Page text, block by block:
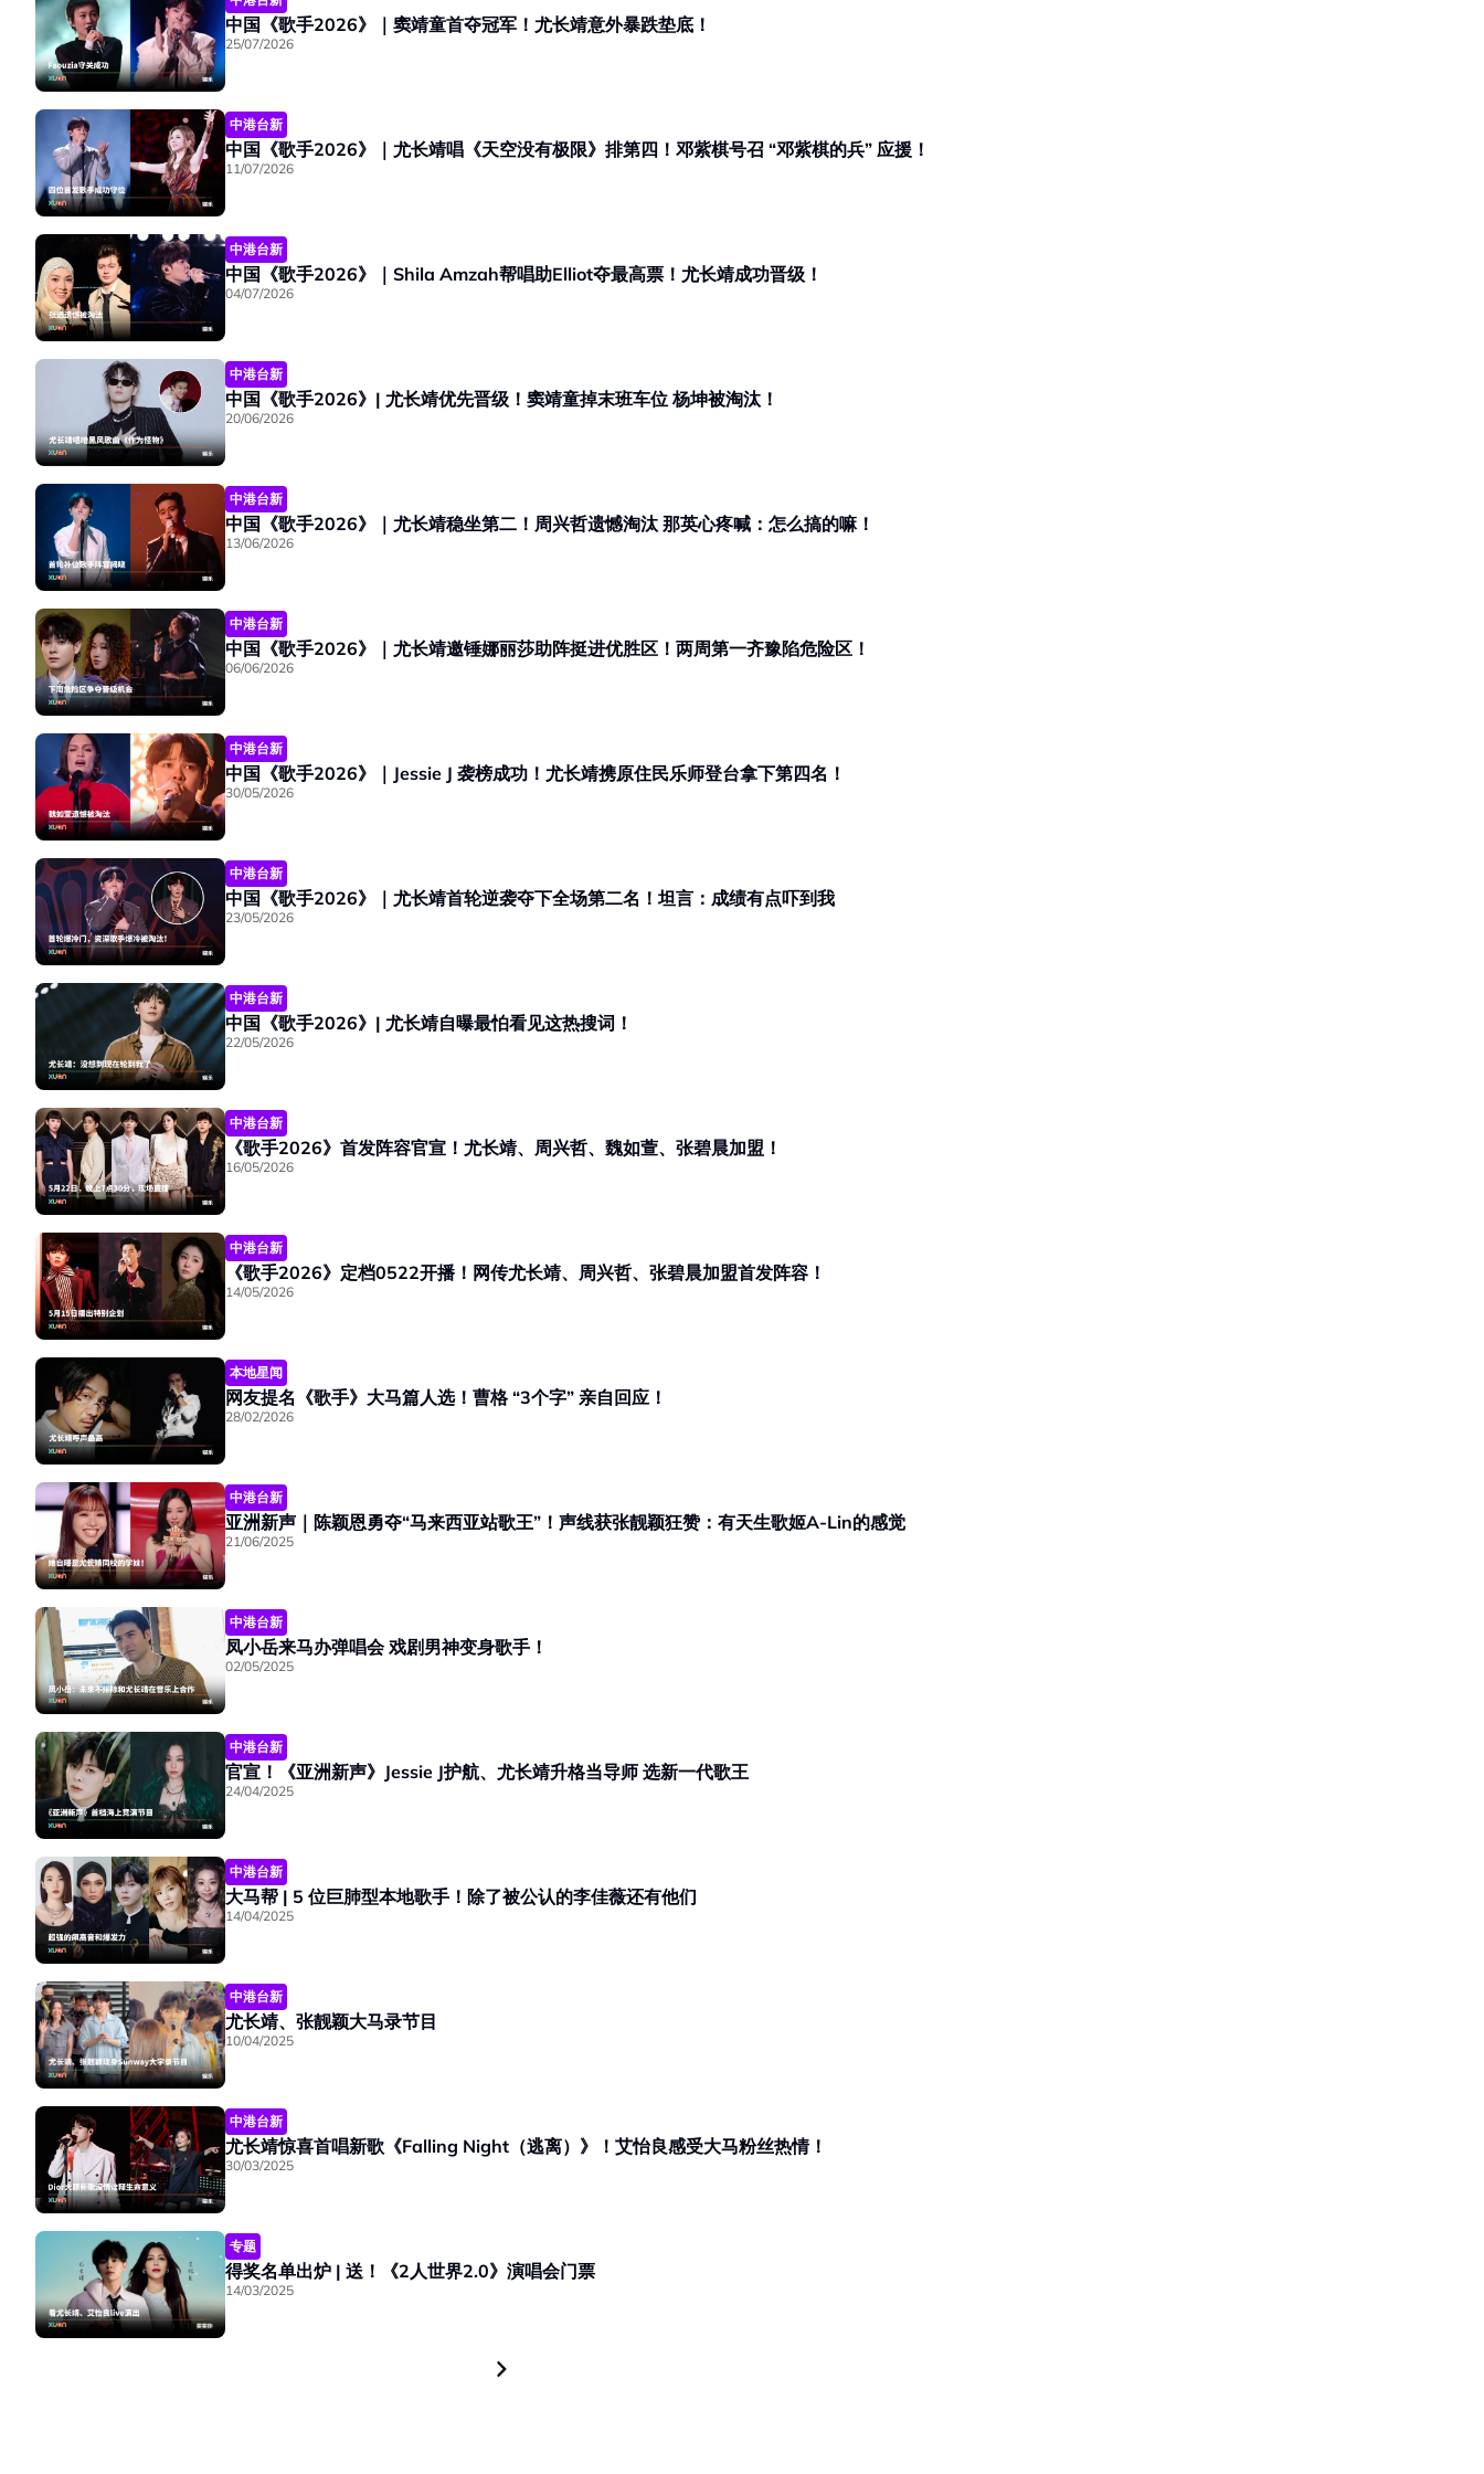
中国《歌手2026》｜窦靖童首夺冠军！尤长靖意外暴跌垫底！
25/07/2026
中港台新
中国《歌手2026》｜尤长靖唱《天空没有极限》排第四！邓紫棋号召 “邓紫棋的兵” 应援！
11/07/2026
中港台新
中国《歌手2026》｜Shila Amzah帮唱助Elliot夺最高票！尤长靖成功晋级！
04/07/2026
中港台新
中国《歌手2026》| 尤长靖优先晋级！窦靖童掉末班车位 杨坤被淘汰！
20/06/2026
中港台新
中国《歌手2026》｜尤长靖稳坐第二！周兴哲遗憾淘汰 那英心疼喊：怎么搞的嘛！
13/06/2026
中港台新
中国《歌手2026》｜尤长靖邀锤娜丽莎助阵挺进优胜区！两周第一齐豫陷危险区！
06/06/2026
中港台新
中国《歌手2026》｜Jessie J 袭榜成功！尤长靖携原住民乐师登台拿下第四名！
30/05/2026
中港台新
中国《歌手2026》｜尤长靖首轮逆袭夺下全场第二名！坦言：成绩有点吓到我
23/05/2026
中港台新
中国《歌手2026》| 尤长靖自曝最怕看见这热搜词！
22/05/2026
中港台新
《歌手2026》首发阵容官宣！尤长靖、周兴哲、魏如萱、张碧晨加盟！
16/05/2026
中港台新
《歌手2026》定档0522开播！网传尤长靖、周兴哲、张碧晨加盟首发阵容！
14/05/2026
本地星闻
网友提名《歌手》大马篇人选！曹格 “3个字” 亲自回应！
28/02/2026
中港台新
亚洲新声｜陈颖恩勇夺“马来西亚站歌王”！声线获张靓颖狂赞：有天生歌姬A-Lin的感觉
21/06/2025
中港台新
凤小岳来马办弹唱会 戏剧男神变身歌手！
02/05/2025
中港台新
官宣！《亚洲新声》Jessie J护航、尤长靖升格当导师 选新一代歌王
24/04/2025
中港台新
大马帮 | 5 位巨肺型本地歌手！除了被公认的李佳薇还有他们
14/04/2025
中港台新
尤长靖、张靓颖大马录节目
10/04/2025
中港台新
尤长靖惊喜首唱新歌《Falling Night（逃离）》！艾怡良感受大马粉丝热情！
30/03/2025
专题
得奖名单出炉 | 送！《2人世界2.0》演唱会门票
14/03/2025